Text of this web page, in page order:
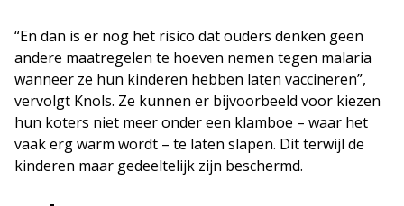
“En dan is er nog het risico dat ouders denken geen
andere maatregelen te hoeven nemen tegen malaria
wanneer ze hun kinderen hebben laten vaccineren”,
vervolgt Knols. Ze kunnen er bijvoorbeeld voor kiezen
hun koters niet meer onder een klamboe – waar het
vaak erg warm wordt – te laten slapen. Dit terwijl de
kinderen maar gedeeltelijk zijn beschermd.